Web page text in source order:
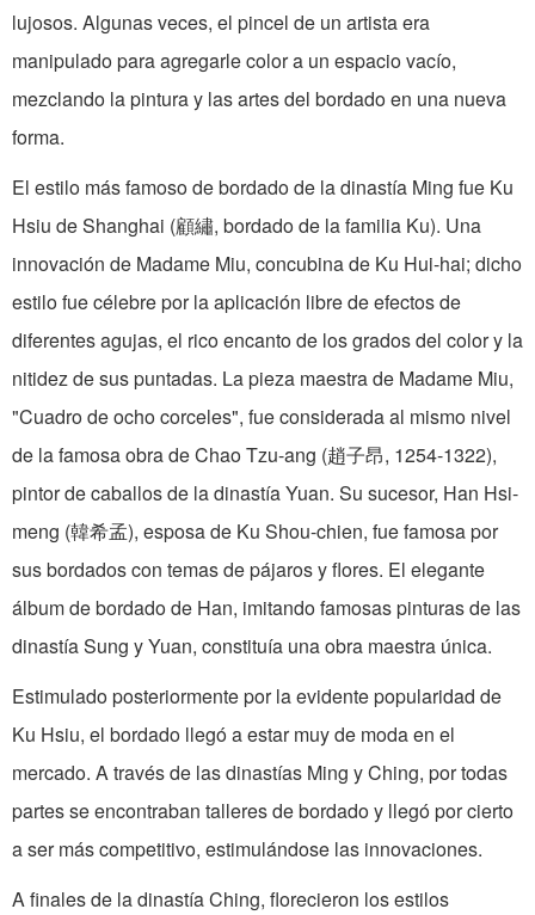
lujosos. Algunas veces, el pincel de un artista era
manipulado para agregarle color a un espacio­ vacío,
mezclando la pintura y las artes del bordado en una nueva
forma.
El estilo más famoso de bordado de la dinastía Ming fue Ku
Hsiu de Shanghai (顧繡, bordado de la familia Ku). Una
innovación de Madame Miu, concubina de Ku Hui-hai; dicho
estilo fue célebre por la aplicación libre de efectos de
diferentes agujas, el rico encanto de los grados del color y la
nitidez de sus puntadas. La pieza maestra de Madame Miu,
"Cuadro de ocho corceles", fue considerada al mismo nivel
de la famosa obra de Chao Tzu-ang (趙子昂, 1254-1322),
pintor de caballos de la dinastía Yuan. Su sucesor, Han Hsi-
meng (韓希孟), esposa de Ku Shou-chien, fue famosa por
sus bordados con temas de pájaros y flores. El elegante
álbum de bordado de Han, imitando famosas pinturas de las
dinastía Sung y Yuan, constituía una obra maestra única.
Estimulado posteriormente por la evidente popularidad de
Ku Hsiu, el bordado llegó a estar muy de moda en el
mercado. A través de las dinastías Ming y Ching, por todas
partes se encontraban talleres de bordado y llegó por cierto
a ser más competitivo, estimulándose las innovaciones.
A finales de la dinastía Ching, florecieron los estilos